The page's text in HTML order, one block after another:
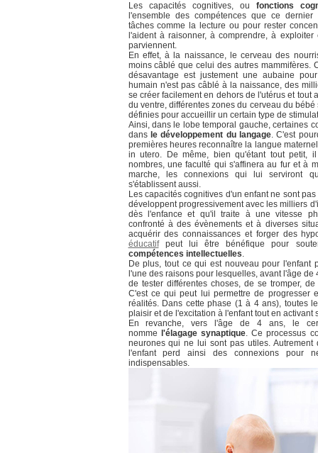
Les capacités cognitives, ou fonctions
l'ensemble des compétences que ce
tâches comme la lecture ou pour rester
l'aident à raisonner, à comprendre, à
parviennent.
En effet, à la naissance, le cerveau des
moins câblé que celui des autres mammifères.
désavantage est justement une aubaine
humain n'est pas câblé à la naissance, des
se créer facilement en dehors de l'utérus et tout
du ventre, différentes zones du cerveau du
définies pour accueillir un certain type de
Ainsi, dans le lobe temporal gauche, certaines
dans le développement du langage. C'est
premières heures reconnaître la langue
in utero. De même, bien qu'étant tout petit,
nombres, une faculté qui s'affinera au fur et à
marche, les connexions qui lui serviront
s'établissent aussi.
Les capacités cognitives d'un enfant ne sont
développent progressivement avec les milliers
dès l'enfance et qu'il traite à une vitesse
confronté à des évènements et à diverses
acquérir des connaissances et forger des
éducatifpeut lui être bénéfique pour
compétences intellectuelles.
De plus, tout ce qui est nouveau pour l'enfant
l'une des raisons pour lesquelles, avant l'âge
de tester différentes choses, de se tromper,
C'est ce qui peut lui permettre de progresser
réalités. Dans cette phase (1 à 4 ans), toutes
plaisir et de l'excitation à l'enfant tout en activant
En revanche, vers l'âge de 4 ans, le
nomme
l'élagage synaptique. Ce processus
neurones qui ne lui sont pas utiles. Autrement
l'enfant perd ainsi des connexions pour
indispensables.